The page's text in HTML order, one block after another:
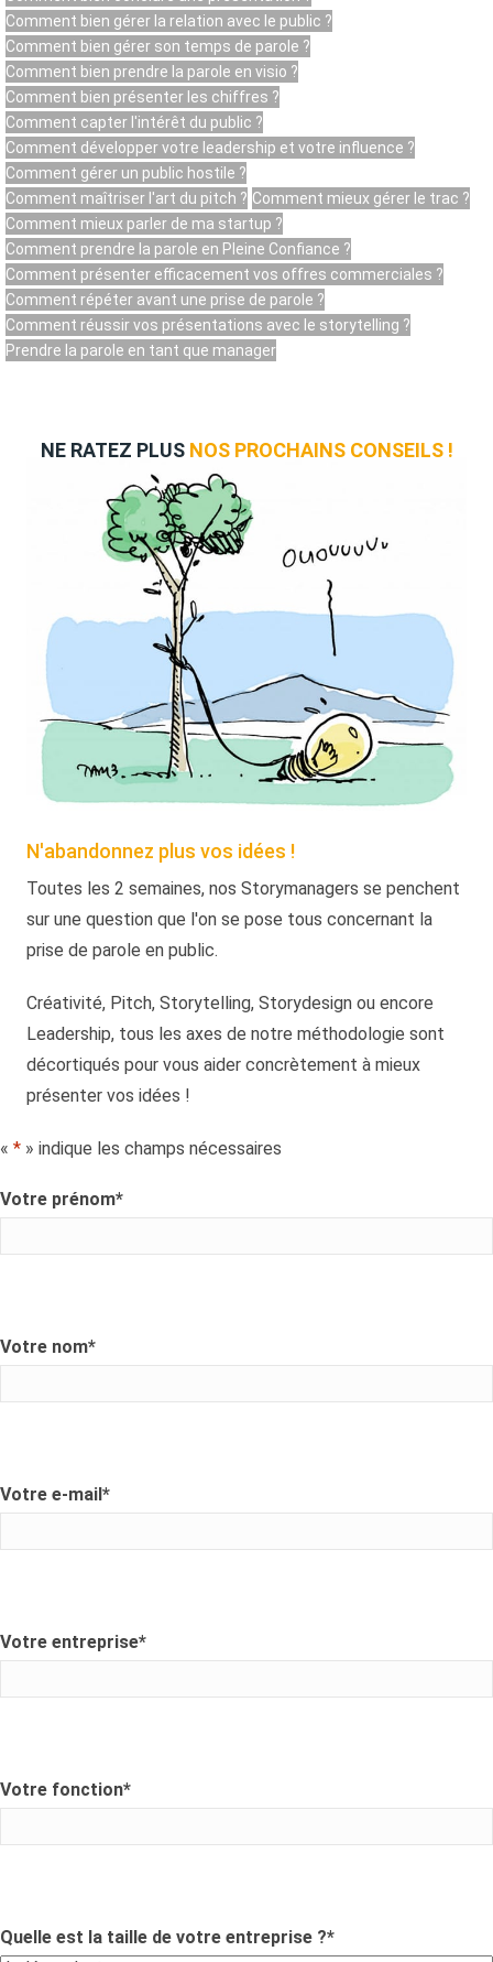
Comment bien gérer la relation avec le public ?
Comment bien gérer son temps de parole ?
Comment bien prendre la parole en visio ?
Comment bien présenter les chiffres ?
Comment capter l'intérêt du public ?
Comment développer votre leadership et votre influence ?
Comment gérer un public hostile ?
Comment maîtriser l'art du pitch ? Comment mieux gérer le trac ?
Comment mieux parler de ma startup ?
Comment prendre la parole en Pleine Confiance ?
Comment présenter efficacement vos offres commerciales ?
Comment répéter avant une prise de parole ?
Comment réussir vos présentations avec le storytelling ?
Prendre la parole en tant que manager
NE RATEZ PLUS NOS PROCHAINS CONSEILS !
N'abandonnez plus vos idées !
Toutes les 2 semaines, nos Storymanagers se penchent
sur une question que l'on se pose tous concernant la
prise de parole en public.
Créativité, Pitch, Storytelling, Storydesign ou encore
Leadership, tous les axes de notre méthodologie sont
décortiqués pour vous aider concrètement à mieux
présenter vos idées !
« * » indique les champs nécessaires
Votre prénom*
Votre nom*
Votre e-mail*
Votre entreprise*
Votre fonction*
Quelle est la taille de votre entreprise ?*